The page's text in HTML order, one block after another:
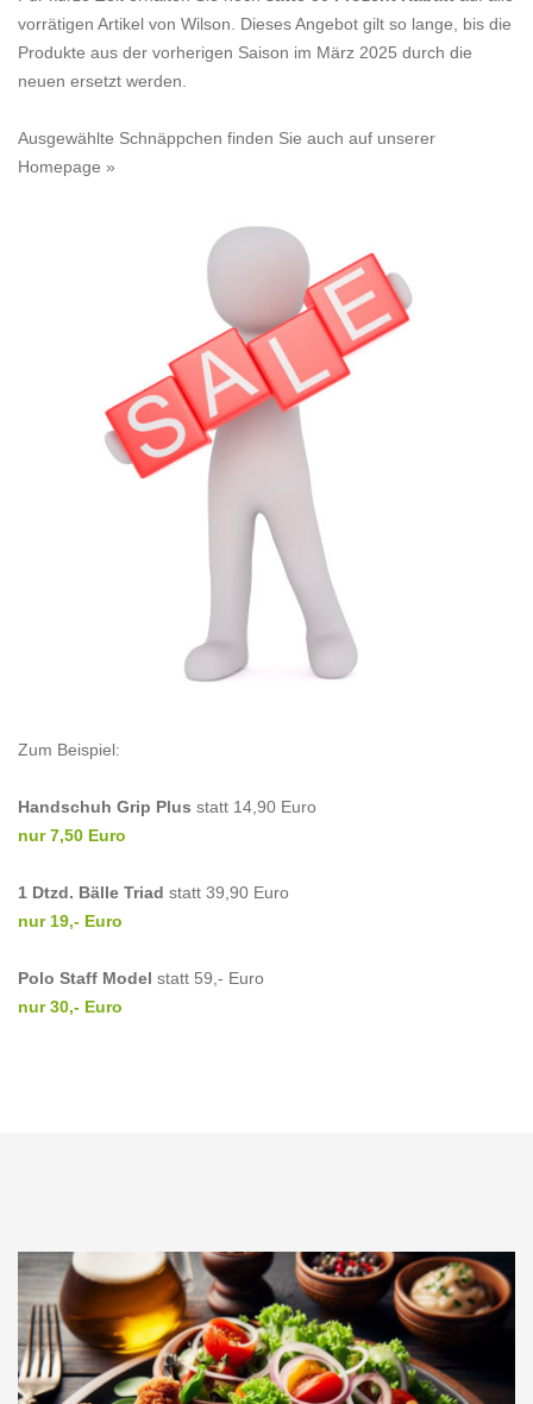
vorrätigen Artikel von Wilson. Dieses Angebot gilt so lange, bis die
Produkte aus der vorherigen Saison im März 2025 durch die
neuen ersetzt werden.
Ausgewählte Schnäppchen finden Sie auch auf unserer
Homepage »
Zum Beispiel:
Handschuh Grip Plus statt 14,90 Euro
nur 7,50 Euro
1 Dtzd. Bälle Triad statt 39,90 Euro
nur 19,- Euro
Polo Staff Model statt 59,- Euro
nur 30,- Euro